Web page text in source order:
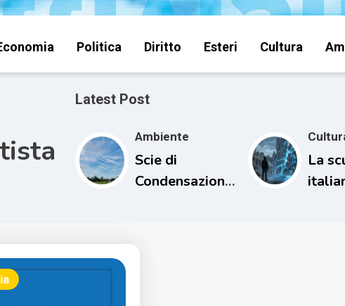
Politica Diritto Esteri Cultura
Latest Post
Ambiente
Scie di
Condensazione
La